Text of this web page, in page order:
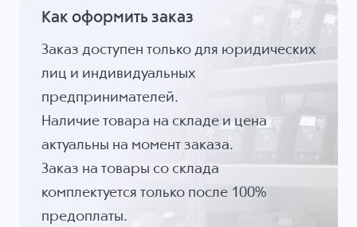
Как оформить заказ
Заказ доступен только для юридических
лиц и индивидуальных
предпринимателей.
Наличие товара на складе и цена
актуальны на момент заказа.
Заказ на товары со склада
комплектуется только после 100%
предоплаты.